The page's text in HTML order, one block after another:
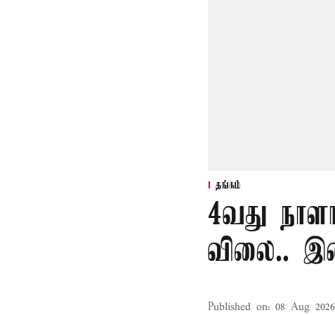
தங்கம்
4வது
விலை..
Published on: 08 Aug